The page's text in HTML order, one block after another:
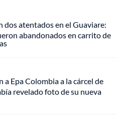
dos atentados en el Guaviare:
abandonados en carrito de
a Epa Colombia a la cárcel de
revelado foto de su nueva